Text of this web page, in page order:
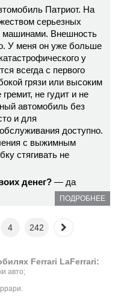
Патриот. На
серьезных
машинами. Внешность
У меня он уже больше
у
всегда с первого
грязи или высоким
не гудит и не
автомобиль без
и для
доступно.
с выжимным
стягивать не
денег? — да
ПОДРОБНЕЕ
4 242
Ferrari LaFerrari:
авто;